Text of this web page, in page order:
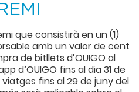
que consistirà en un (1)
amb un valor de cent
de bitllets d’OUIGO al
d’OUIGO fins al dia 31 de
fins al 29 de juny del